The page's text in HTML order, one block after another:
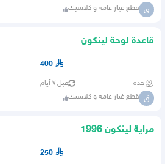
ق قطع غيار عامه و كلاسيك
قاعدة لوحة لينكون
400
جده قبل ٧ أيام
ق قطع غيار عامه و كلاسيك
مراية لينكون 1996
250